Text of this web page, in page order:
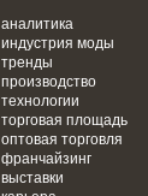
аналитика
индустрия моды
тренды
производство
технологии
торговая площадь
оптовая торговля
франчайзинг
выставки